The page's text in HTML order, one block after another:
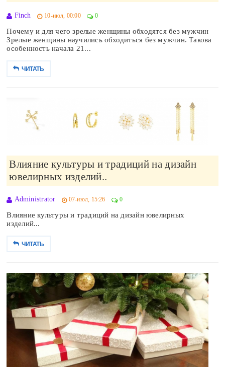
Finch 10-июл, 00:00 0
Почему и для чего зрелые женщины обходятся без мужчин
Зрелые женщины научились обходиться без мужчин. Такова
особенность начала 21...
ЧИТАТЬ
Влияние культуры и традиций на дизайн
ювелирных изделий..
Administrator 07-июл, 15:26 0
Влияние культуры и традиций на дизайн ювелирных
изделий...
ЧИТАТЬ